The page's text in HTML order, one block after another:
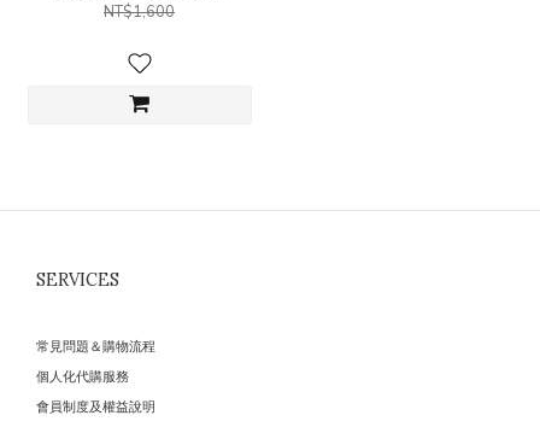
NT$1,600
SERVICES
常見問題＆購物流程
個人化代購服務
會員制度及權益說明